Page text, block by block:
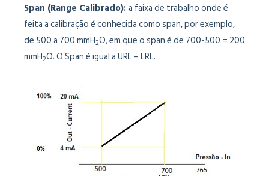
Span (Range Calibrado):a faixa de trabalho onde é
feita a calibração é conhecida como span, por exemplo,
de 500 a 700 mmH2O, em que o span é de 700-500 = 200
mmH2O. O Span é igual a URL – LRL.